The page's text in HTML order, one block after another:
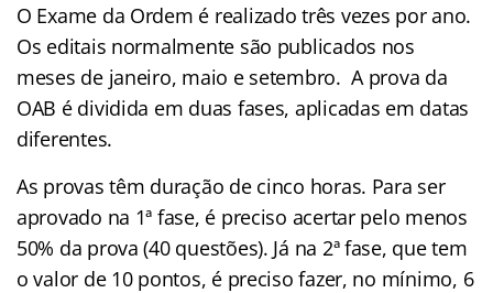
O Exame da Ordem é realizado três vezes por ano.
Os editais normalmente são publicados nos
meses de janeiro, maio e setembro. A prova da
OAB é dividida em duas fases, aplicadas em datas
diferentes.
As provas têm duração de cinco horas. Para ser
aprovado na 1ª fase, é preciso acertar pelo menos
50% da prova (40 questões). Já na 2ª fase, que tem
o valor de 10 pontos, é preciso fazer, no mínimo, 6